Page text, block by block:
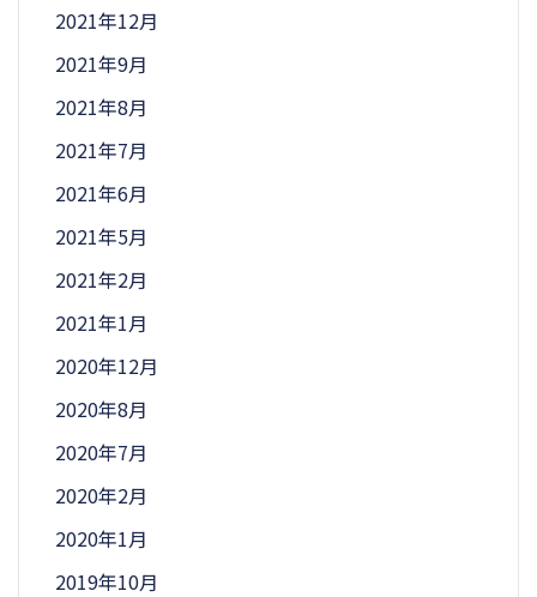
2021年12月
2021年9月
2021年8月
2021年7月
2021年6月
2021年5月
2021年2月
2021年1月
2020年12月
2020年8月
2020年7月
2020年2月
2020年1月
2019年10月